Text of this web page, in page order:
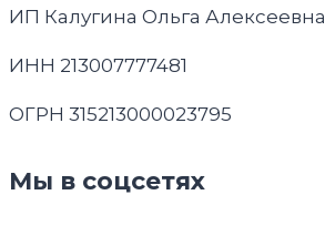
ИП Калугина Ольга Алексеевна
ИНН 213007777481
ОГРН 315213000023795
Мы в соцсетях